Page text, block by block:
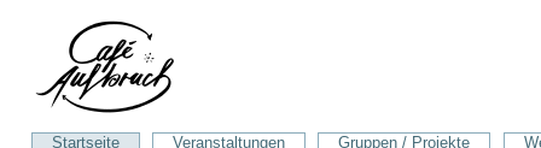
SektionenStartseite Veranstaltungen Gruppen / Projekte